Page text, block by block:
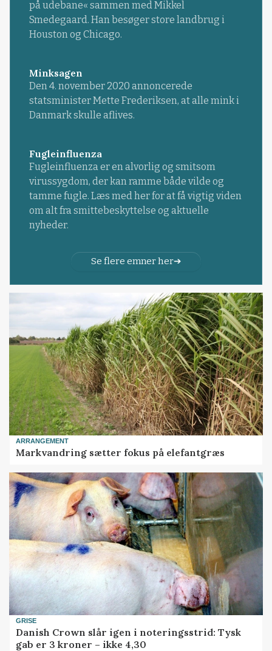
på udebane« sammen med Mikkel
Smedegaard. Han besøger store landbrug i
Houston og Chicago.
Minksagen
Den 4. november 2020 annoncerede
statsminister Mette Frederiksen, at alle mink i
Danmark skulle aflives.
Fugleinfluenza
Fugleinfluenza er en alvorlig og smitsom
virussygdom, der kan ramme både vilde og
tamme fugle. Læs med her for at få vigtig viden
om alt fra smittebeskyttelse og aktuelle
nyheder.
Se flere emner her
ARRANGEMENT
Markvandring sætter fokus på elefantgræs
GRISE
Danish Crown slår igen i noteringsstrid: Tysk
gab er 3 kroner – ikke 4,30